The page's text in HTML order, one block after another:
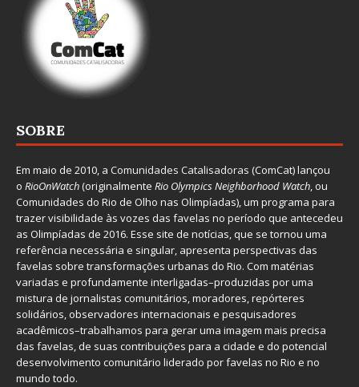
SOBRE
Em maio de 2010, a Comunidades Catalisadoras (ComCat) lançou
o RioOnWatch(originalmente Rio Olympics Neighborhood Watch, ou
Comunidades do Rio de Olho nas Olimpíadas), um programa para
trazer visibilidade às vozes das favelas no período que antecedeu
as Olimpíadas de 2016. Esse site de notícias, que se tornou uma
referência necessária e singular, apresenta perspectivas das
favelas sobre transformações urbanas do Rio. Com matérias
variadas e profundamente interligadas–produzidas por uma
mistura de jornalistas comunitários, moradores, repórteres
solidários, observadores internacionais e pesquisadores
acadêmicos–trabalhamos para gerar uma imagem mais precisa
das favelas, de suas contribuições para a cidade e do potencial
desenvolvimento comunitário liderado por favelas no Rio e no
mundo todo.